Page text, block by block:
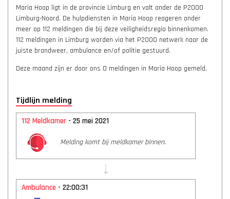
Maria Hoop ligt in de provincie Limburg en valt onder de P2000
Limburg-Noord. De hulpdiensten in Maria Hoop reageren onder
meer op 112 meldingen die bij deze veiligheidsregio binnenkomen.
112 meldingen in Limburg worden via het P2000 netwerk naar de
juiste brandweer, ambulance en/of politie gestuurd.
Deze maand zijn er door ons 0 meldingen in Maria Hoop gemeld.
Tijdlijn melding
112 Meldkamer - 25 mei 2021
Melding komt bij meldkamer binnen.
Ambulance - 22:00:31